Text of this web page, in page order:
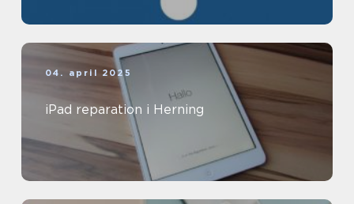
04. april 2025
iPad reparation i Herning